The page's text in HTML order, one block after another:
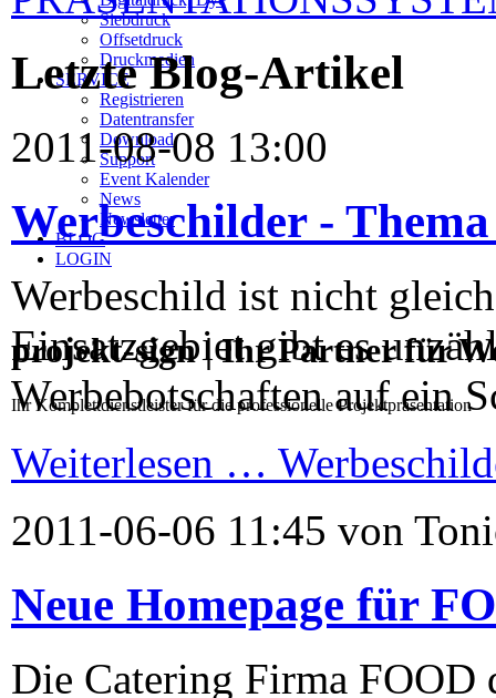
Siebdruck
Offsetdruck
Druckmedien
SERVICE
Registrieren
Datentransfer
Download
Support
Event Kalender
News
Newsletter
BLOG
LOGIN
projekt-sign | Ihr Partner für
Ihr Komplettdienstleister für die professionelle Projektpräsentation
Letzte Blog-Artikel
2011-08-08 13:00
Werbeschilder -
Werbeschild ist nicht
Einsatzgebiet gibt es
Werbebotschaften auf ein
Weiterlesen …
2011-06-06 11:45 von
Neue Homepage für
Die Catering Firma FOOD